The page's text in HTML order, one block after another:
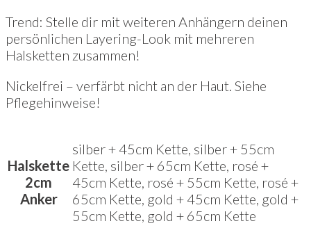
Trend: Stelle dir mit weiteren Anhängern deinen
persönlichen Layering-Look mit mehreren
Halsketten zusammen!
Nickelfrei – verfärbt nicht an der Haut. Siehe
Pflegehinweise!
Halskette
2cm
Anker
silber + 45cm Kette, silber + 55cm
Kette, silber + 65cm Kette, rosé +
45cm Kette, rosé + 55cm Kette, rosé +
65cm Kette, gold + 45cm Kette, gold +
55cm Kette, gold + 65cm Kette